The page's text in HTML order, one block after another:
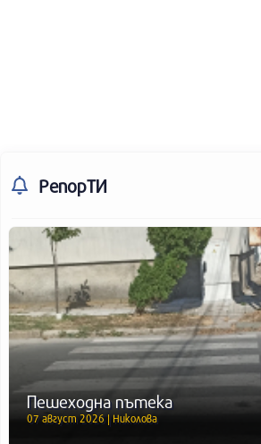
РепорТИ
Пешеходна пътека
07 август 2026 | Николова